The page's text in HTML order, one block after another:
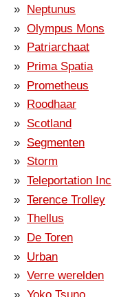
Neptunus
Olympus Mons
Patriarchaat
Prima Spatia
Prometheus
Roodhaar
Scotland
Segmenten
Storm
Teleportation Inc
Terence Trolley
Thellus
De Toren
Urban
Verre werelden